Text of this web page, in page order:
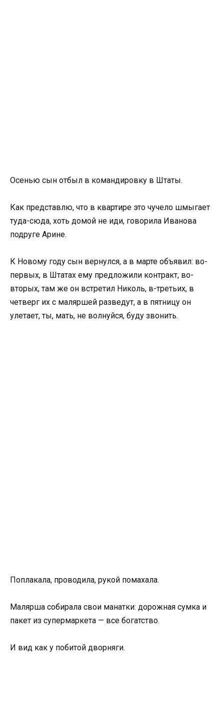
Осенью сын отбыл в командировку в Штаты.
Как представлю, что в квартире это чучело шмыгает
туда-сюда, хоть домой не иди, говорила Иванова
подруге Арине.
К Новому году сын вернулся, а в марте объявил: во-
первых, в Штатах ему предложили контракт, во-
вторых, там же он встретил Николь, в-третьих, в
четверг их с маляршей разведут, а в пятницу он
улетает, ты, мать, не волнуйся, буду звонить.
Поплакала, проводила, рукой помахала.
Малярша собирала свои манатки: дорожная сумка и
пакет из супермаркета — все богатство.
И вид как у побитой дворняги.